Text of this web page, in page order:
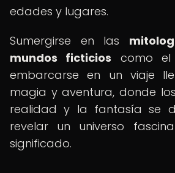
edades y lugares.
Sumergirse en las
mundos ficticios como el
embarcarse en un viaje
magia y aventura, donde
realidad y la fantasía se
revelar un universo
significado.